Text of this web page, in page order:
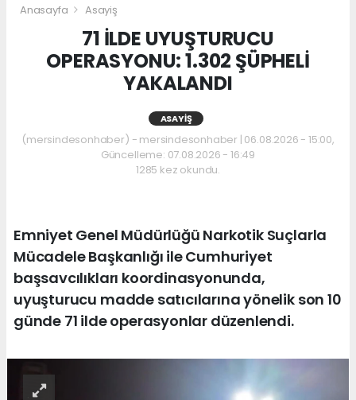
Anasayfa Asayiş
71 İLDE UYUŞTURUCU
OPERASYONU: 1.302 ŞÜPHELİ
YAKALANDI
ASAYIŞ
(mersindesonhaber) - mersindesonhaber | 06.08.2026 - 15:00,
Güncelleme: 07.08.2026 - 16:49
1285 kez okundu.
Emniyet Genel Müdürlüğü Narkotik Suçlarla
Mücadele Başkanlığı ile Cumhuriyet
başsavcılıkları koordinasyonunda,
uyuşturucu madde satıcılarına yönelik son 10
günde 71 ilde operasyonlar düzenlendi.